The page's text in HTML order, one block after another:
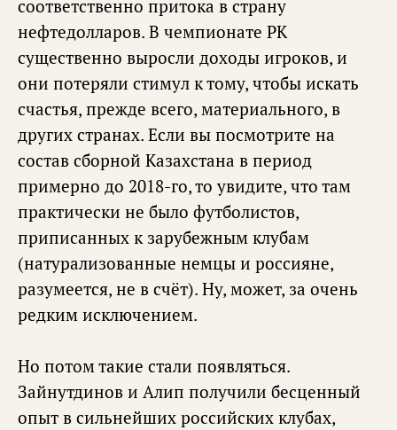
соответственно притока в страну
нефтедолларов. В чемпионате РК
существенно выросли доходы игроков, и
они потеряли стимул к тому, чтобы искать
счастья, прежде всего, материального, в
других странах. Если вы посмотрите на
состав сборной Казахстана в период
примерно до 2018-го, то увидите, что там
практически не было футболистов,
приписанных к зарубежным клубам
(натурализованные немцы и россияне,
разумеется, не в счёт). Ну, может, за очень
редким исключением.
Но потом такие стали появляться.
Зайнутдинов и Алип получили бесценный
опыт в сильнейших российских клубах,